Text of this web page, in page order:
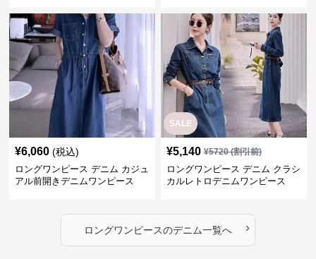
¥6,060 (税込)
ロングワンピース デニム カジュ
アル前開きデニムワンピース
SALE
¥5,140 ¥5720(割引前)
ロングワンピース デニム クラシ
カルレトロデニムワンピース
ロングワンピースのデニム一覧へ ›